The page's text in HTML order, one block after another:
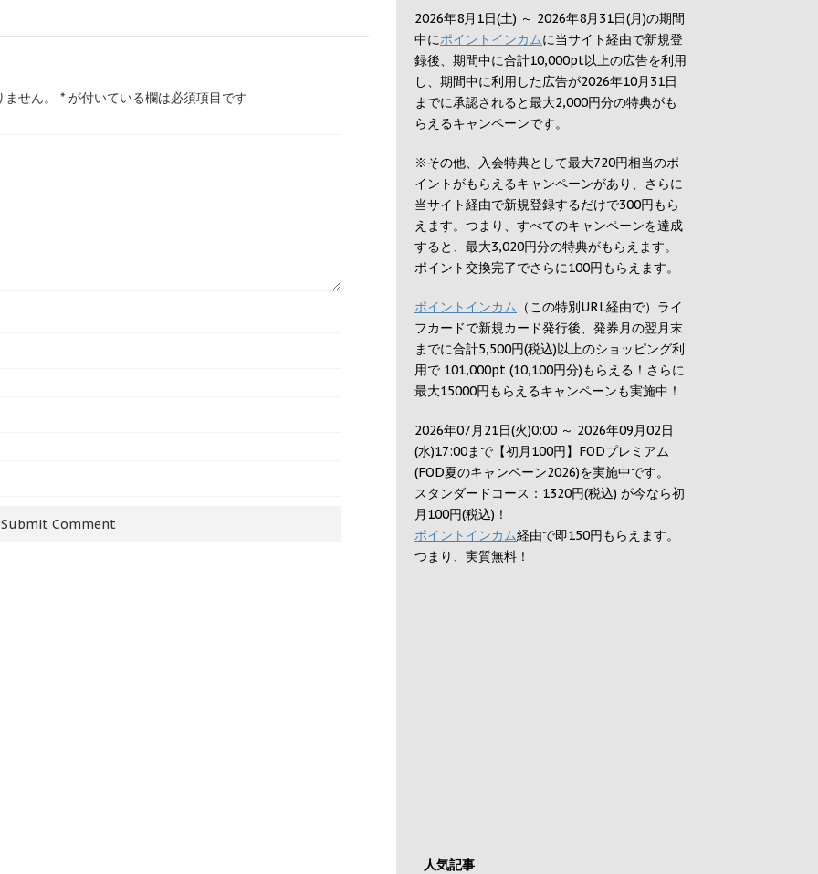
せん。 * が付いている欄は必須項目です
2026年8月1日(土) ～ 2026年8月31日(月)の期間
中にポイントインカムに当サイト経由で新規登
録後、期間中に合計10,000pt以上の広告を利用
し、期間中に利用した広告が2026年10月31日
までに承認されると最大2,000円分の特典がも
らえるキャンペーンです。
※その他、入会特典として最大720円相当のポ
イントがもらえるキャンペーンがあり、さらに
当サイト経由で新規登録するだけで300円もら
えます。つまり、すべてのキャンペーンを達成
すると、最大3,020円分の特典がもらえます。
ポイント交換完了でさらに100円もらえます。
ポイントインカム （この特別URL経由で）ライ
フカードで新規カード発行後、発券月の翌月末
までに合計5,500円(税込)以上のショッピング利
用で 101,000pt (10,100円分)もらえる！さらに
最大15000円もらえるキャンペーンも実施中！
2026年07月21日(火)0:00 ～ 2026年09月02日
(水)17:00まで【初月100円】FODプレミアム
(FOD夏のキャンペーン2026)を実施中です。
スタンダードコース：1320円(税込) が今なら初
月100円(税込)！
ポイントインカム経由で即150円もらえます。
つまり、実質無料！
人気記事